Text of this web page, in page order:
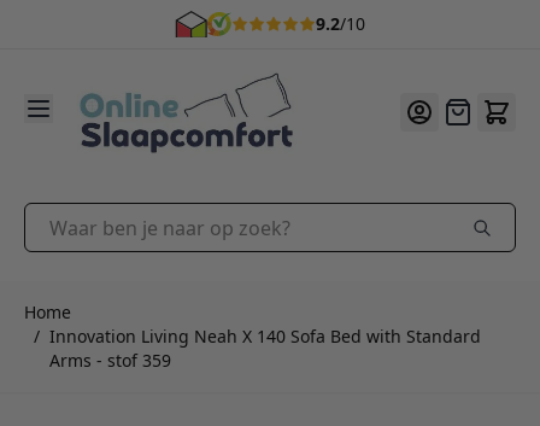
9.2/10
Offerte
Waar ben je naar op zoek?
Home
/ Innovation Living Neah X 140 Sofa Bed with Standard
Arms - stof 359